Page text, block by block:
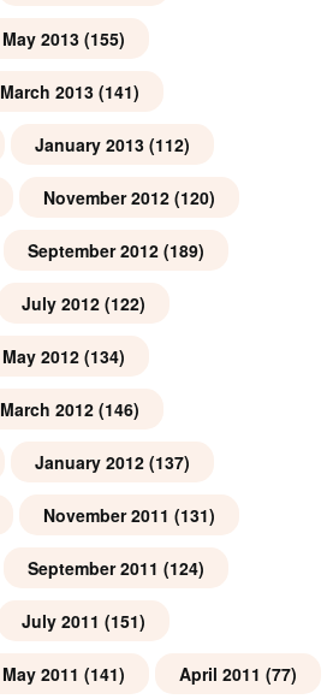
May 2013 (155)
March 2013 (141)
January 2013 (112)
November 2012 (120)
September 2012 (189)
July 2012 (122)
May 2012 (134)
March 2012 (146)
January 2012 (137)
November 2011 (131)
September 2011 (124)
July 2011 (151)
May 2011 (141) April 2011 (77)